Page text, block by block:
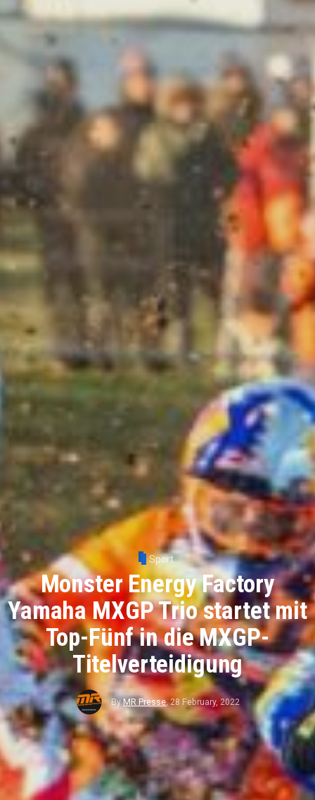
Sport
Monster Energy Factory
Yamaha MXGP Trio startet mit
Top-Fünf in die MXGP-
Titelverteidigung
ByMR Presse,28 February, 2022